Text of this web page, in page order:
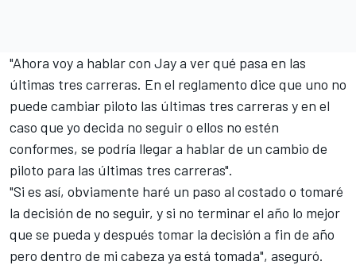
"Ahora voy a hablar con Jay a ver qué pasa en las
últimas tres carreras. En el reglamento dice que uno no
puede cambiar piloto las últimas tres carreras y en el
caso que yo decida no seguir o ellos no estén
conformes, se podría llegar a hablar de un cambio de
piloto para las últimas tres carreras".
"Si es así, obviamente haré un paso al costado o tomaré
la decisión de no seguir, y si no terminar el año lo mejor
que se pueda y después tomar la decisión a fin de año
pero dentro de mi cabeza ya está tomada", aseguró.